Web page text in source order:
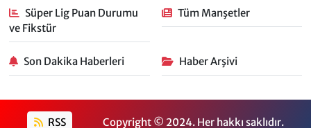
Süper Lig Puan Durumu
ve Fikstür
Tüm Manşetler
Son Dakika Haberleri Haber Arşivi
RSS Copyright © 2024. Her hakkı saklıdır.